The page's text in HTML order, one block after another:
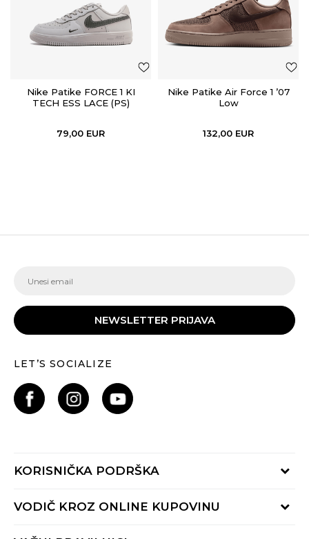
Nike Patike FORCE 1 KI
TECH ESS LACE (PS)
79,00 EUR
Nike Patike Air Force 1 ’07
Low
132,00 EUR
NEWSLETTER PRIJAVA
LET’S SOCIALIZE
KORISNIČKA PODRŠKA
Provjeri status porudžbine
VODIČ KROZ ONLINE KUPOVINU
Načini isporuke